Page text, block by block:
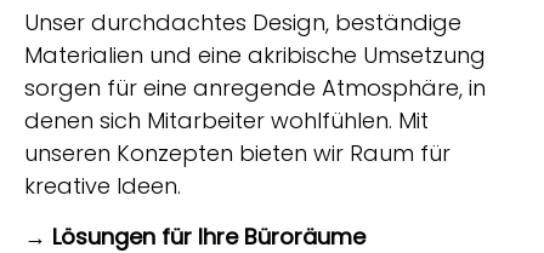
Unser durchdachtes Design, beständige
Materialien und eine akribische Umsetzung
sorgen für eine anregende Atmosphäre, in
denen sich Mitarbeiter wohlfühlen. Mit
unseren Konzepten bieten wir Raum für
kreative Ideen.
→ Lösungen für Ihre Büroräume